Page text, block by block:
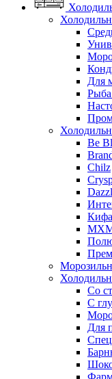
Для
Рыба
Be
Chilz
Dazzl
Со
С
Для